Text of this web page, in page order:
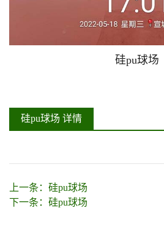
硅pu球场
硅pu球场 详情
上一条： 硅pu球场
下一条： 硅pu球场